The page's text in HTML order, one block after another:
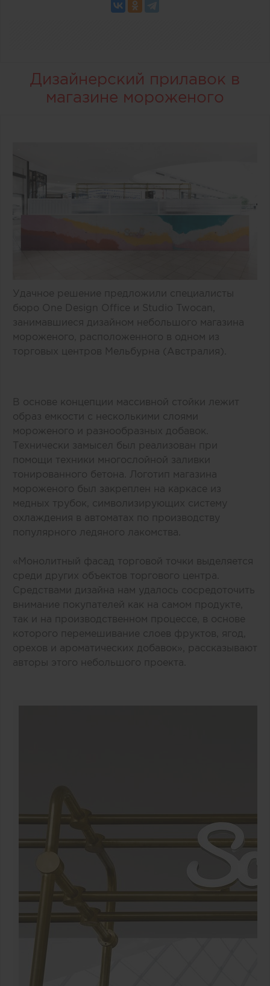
Дизайнерский прилавок в
магазине мороженого
Удачное решение предложили специалисты
бюро One Design Office и Studio Twocan,
занимавшиеся дизайном небольшого магазина
мороженого, расположенного в одном из
торговых центров Мельбурна (Австралия).
В основе концепции массивной стойки лежит
образ емкости с несколькими слоями
мороженого и разнообразных добавок.
Технически замысел был реализован при
помощи техники многослойной заливки
тонированного бетона. Логотип магазина
мороженого был закреплен на каркасе из
медных трубок, символизирующих систему
охлаждения в автоматах по производству
популярного ледяного лакомства.
«Монолитный фасад торговой точки выделяется
среди других объектов торгового центра.
Средствами дизайна нам удалось сосредоточить
внимание покупателей как на самом продукте,
так и на производственном процессе, в основе
которого перемешивание слоев фруктов, ягод,
орехов и ароматических добавок», рассказывают
авторы этого небольшого проекта.